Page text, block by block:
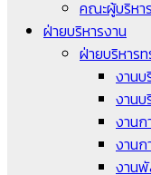
คณะผู้บริหาร
ฝ่ายบริหารงาน
ฝ่ายบริหาร
งานบ
งาน
งานก
งาน
งาน